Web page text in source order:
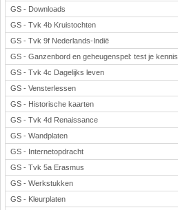
GS - Downloads
GS - Tvk 4b Kruistochten
GS - Tvk 9f Nederlands-Indië
GS - Ganzenbord en geheugenspel: test je kennis
GS - Tvk 4c Dagelijks leven
GS - Vensterlessen
GS - Historische kaarten
GS - Tvk 4d Renaissance
GS - Wandplaten
GS - Internetopdracht
GS - Tvk 5a Erasmus
GS - Werkstukken
GS - Kleurplaten